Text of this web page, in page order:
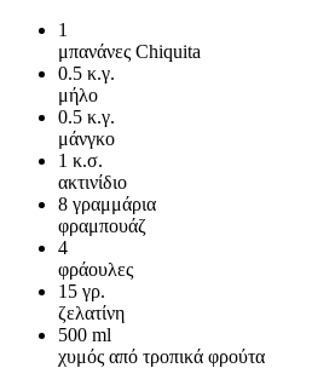
1
μπανάνες Chiquita
0.5 κ.γ.
μήλο
0.5 κ.γ.
μάνγκο
1 κ.σ.
ακτινίδιο
8 γραμμάρια
φραμπουάζ
4
φράουλες
15 γρ.
ζελατίνη
500 ml
χυμός από τροπικά φρούτα